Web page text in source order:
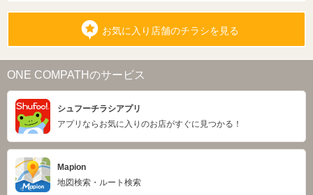
お気に入り店舗のチラシを見る
ONE COMPATHのサービス
シュフーチラシアプリ
アプリならお気に入りのお店がすぐに見つかる！
Mapion
地図検索・ルート検索